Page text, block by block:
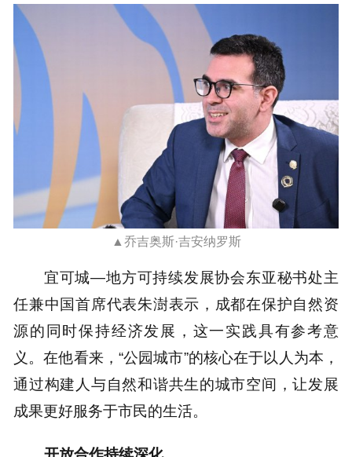
▲乔吉奥斯·吉安纳罗斯
宜可城—地方可持续发展协会东亚秘书处主
任兼中国首席代表朱澍表示，成都在保护自然资
源的同时保持经济发展，这一实践具有参考意
义。在他看来，“公园城市”的核心在于以人为本，
通过构建人与自然和谐共生的城市空间，让发展
成果更好服务于市民的生活。